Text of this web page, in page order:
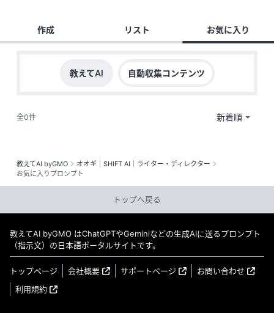
教えてAI byGMO
オオギ｜SHIFT AI｜ライター・ディレクター
お気に入りプロンプト
作成 リスト お気に入り
教えてAI 自動収集コンテンツ
全0件
トップへ戻る
教えてAI byGMO はChatGPTやGeminiなどの生成AIに送るプロンプト
（指示文）の日本語ポータルサイトです。
トップページ 会社概要 サポートページ
お問い合わせ
利用規約